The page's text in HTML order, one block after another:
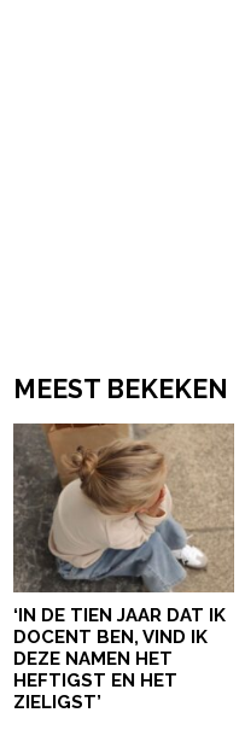
MEEST BEKEKEN
‘IN DE TIEN JAAR DAT IK
DOCENT BEN, VIND IK
DEZE NAMEN HET
HEFTIGST EN HET
ZIELIGST’